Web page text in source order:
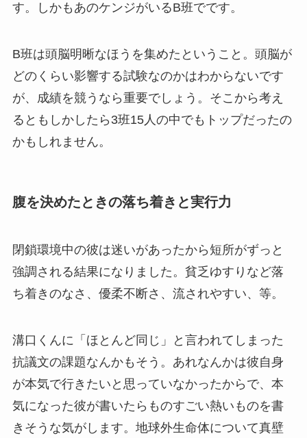
す。しかもあのケンジがいるB班でです。
B班は頭脳明晰なほうを集めたということ。頭脳が
どのくらい影響する試験なのかはわからないです
が、成績を競うなら重要でしょう。そこから考え
るともしかしたら3班15人の中でもトップだったの
かもしれません。
腹を決めたときの落ち着きと実行力
閉鎖環境中の彼は迷いがあったから短所がずっと
強調される結果になりました。貧乏ゆすりなど落
ち着きのなさ、優柔不断さ、流されやすい、等。
溝口くんに「ほとんど同じ」と言われてしまった
抗議文の課題なんかもそう。あれなんかは彼自身
が本気で行きたいと思っていなかったからで、本
気になった彼が書いたらものすごい熱いものを書
きそうな気がします。地球外生命体について真壁